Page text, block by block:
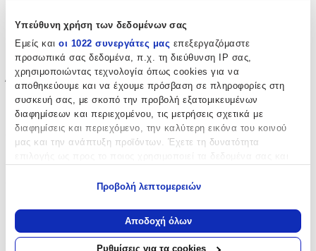
Υπεύθυνη χρήση των δεδομένων σας
Εμείς και οι 1022 συνεργάτες μας επεξεργαζόμαστε
προσωπικά σας δεδομένα, π.χ. τη διεύθυνση IP σας,
χρησιμοποιώντας τεχνολογία όπως cookies για να
αποθηκεύουμε και να έχουμε πρόσβαση σε πληροφορίες στη
συσκευή σας, με σκοπό την προβολή εξατομικευμένων
διαφημίσεων και περιεχομένου, τις μετρήσεις σχετικά με
διαφημίσεις και περιεχόμενο, την καλύτερη εικόνα του κοινού
μας και την ανάπτυξη προϊόντων. Έχετε τη δυνατότητα
Να συλλέξουμε πληροφορίες σχετικά με τη γεωγραφική
σας τοποθεσία, οι οποίες μπορεί να είναι ακριβείς σε
απόσταση μερικών μέτρων
Προβολή λεπτομερειών
Αποδοχή όλων
Ρυθμίσεις για τα cookies
20/09/2018
Έτος Έκδοσης:
2018
Αριθμός Σελίδων :
Χαρτί Εξωφύλλου: